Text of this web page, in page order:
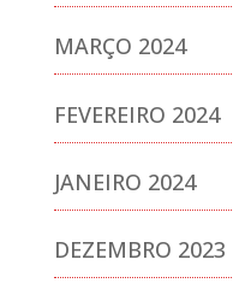
MARÇO 2024
FEVEREIRO 2024
JANEIRO 2024
DEZEMBRO 2023